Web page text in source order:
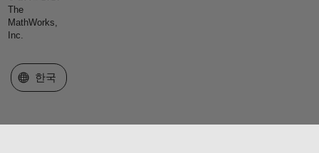
The
MathWorks,
Inc.
웹사이트 선택
한국